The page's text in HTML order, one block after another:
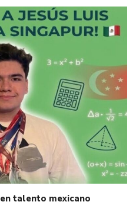
talento mexicano